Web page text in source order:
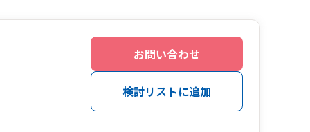
お問い合わせ
検討リストに追加